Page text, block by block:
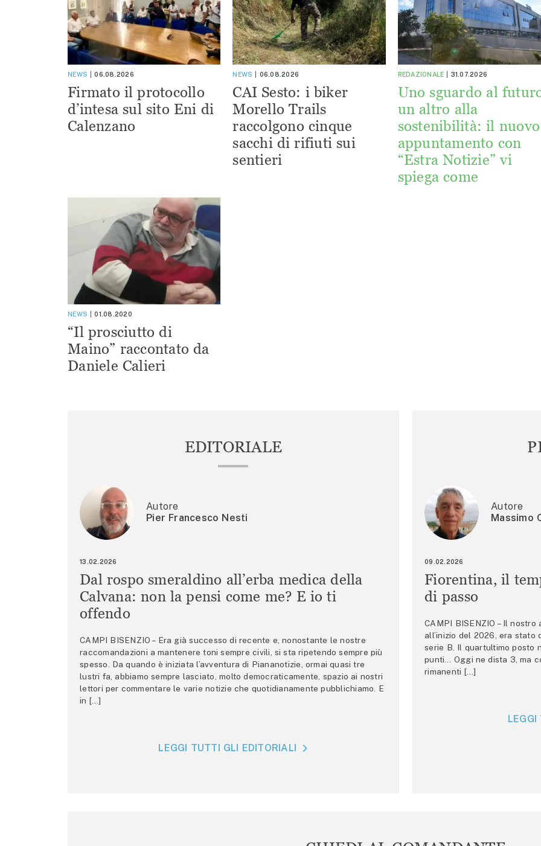
NEWS 06.08.2026
Firmato il protocollo
d’intesa sul sito Eni di
Calenzano
NEWS 06.08.2026
CAI Sesto: i biker
Morello Trails
raccolgono cinque
sacchi di rifiuti sui
sentieri
REDAZIONALE 31.07.2026
Uno sguardo al
un altro alla
sostenibilità: il nuovo
appuntamento con
“Estra Notizie” vi
spiega come
NEWS 01.08.2020
“Il prosciutto di
Maino” raccontato da
Daniele Calieri
EDITORIALE
Autore
Pier Francesco Nesti
13.02.2026
Dal rospo smeraldino all’erba medica della
Calvana: non la pensi come me? E io ti
offendo
CAMPI BISENZIO – Era già successo di recente e, nonostante le nostre
raccomandazioni a mantenere toni sempre civili, si sta ripetendo sempre più
spesso. Da quando è iniziata l’avventura di Piananotizie, ormai quasi tre
lustri fa, abbiamo sempre lasciato, molto democraticamente, spazio ai nostri
lettori per commentare le varie notizie che quotidianamente pubblichiamo. E
in […]
LEGGI TUTTI GLI EDITORIALI
Autore
Massimo
09.02.2026
Fiorentina, il
di passo
CAMPI BISENZIO – Il
all’inizio del 2026, era stato
serie B. Il quartultimo posto
punti… Oggi ne dista 3, ma
rimanenti […]